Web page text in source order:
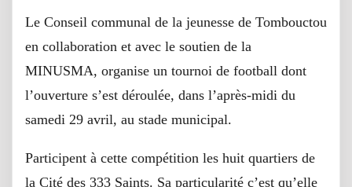
Le Conseil communal de la jeunesse de Tombouctou
en collaboration et avec le soutien de la
MINUSMA, organise un tournoi de football dont
l’ouverture s’est déroulée, dans l’après-midi du
samedi 29 avril, au stade municipal.
Participent à cette compétition les huit quartiers de
la Cité des 333 Saints. Sa particularité c’est qu’elle